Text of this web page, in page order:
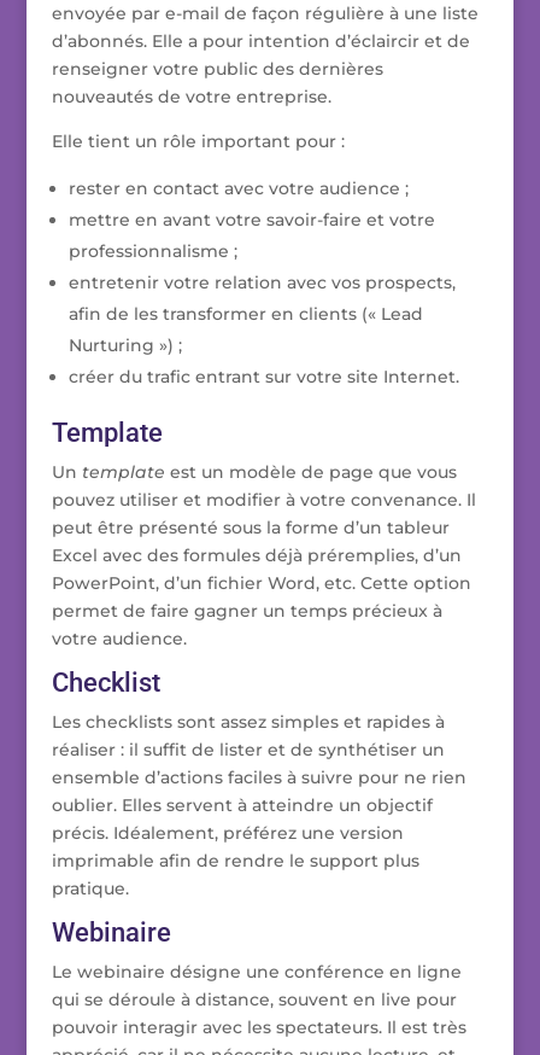
envoyée par e-mail de façon régulière à une liste
d’abonnés. Elle a pour intention d’éclaircir et de
renseigner votre public des dernières
nouveautés de votre entreprise.
Elle tient un rôle important pour :
rester en contact avec votre audience ;
mettre en avant votre savoir-faire et votre
professionnalisme ;
entretenir votre relation avec vos prospects,
afin de les transformer en clients (« Lead
Nurturing ») ;
créer du trafic entrant sur votre site Internet.
Template
Un template est un modèle de page que vous
pouvez utiliser et modifier à votre convenance. Il
peut être présenté sous la forme d’un tableur
Excel avec des formules déjà préremplies, d’un
PowerPoint, d’un fichier Word, etc. Cette option
permet de faire gagner un temps précieux à
votre audience.
Checklist
Les checklists sont assez simples et rapides à
réaliser : il suffit de lister et de synthétiser un
ensemble d’actions faciles à suivre pour ne rien
oublier. Elles servent à atteindre un objectif
précis. Idéalement, préférez une version
imprimable afin de rendre le support plus
pratique.
Webinaire
Le webinaire désigne une conférence en ligne
qui se déroule à distance, souvent en live pour
pouvoir interagir avec les spectateurs. Il est très